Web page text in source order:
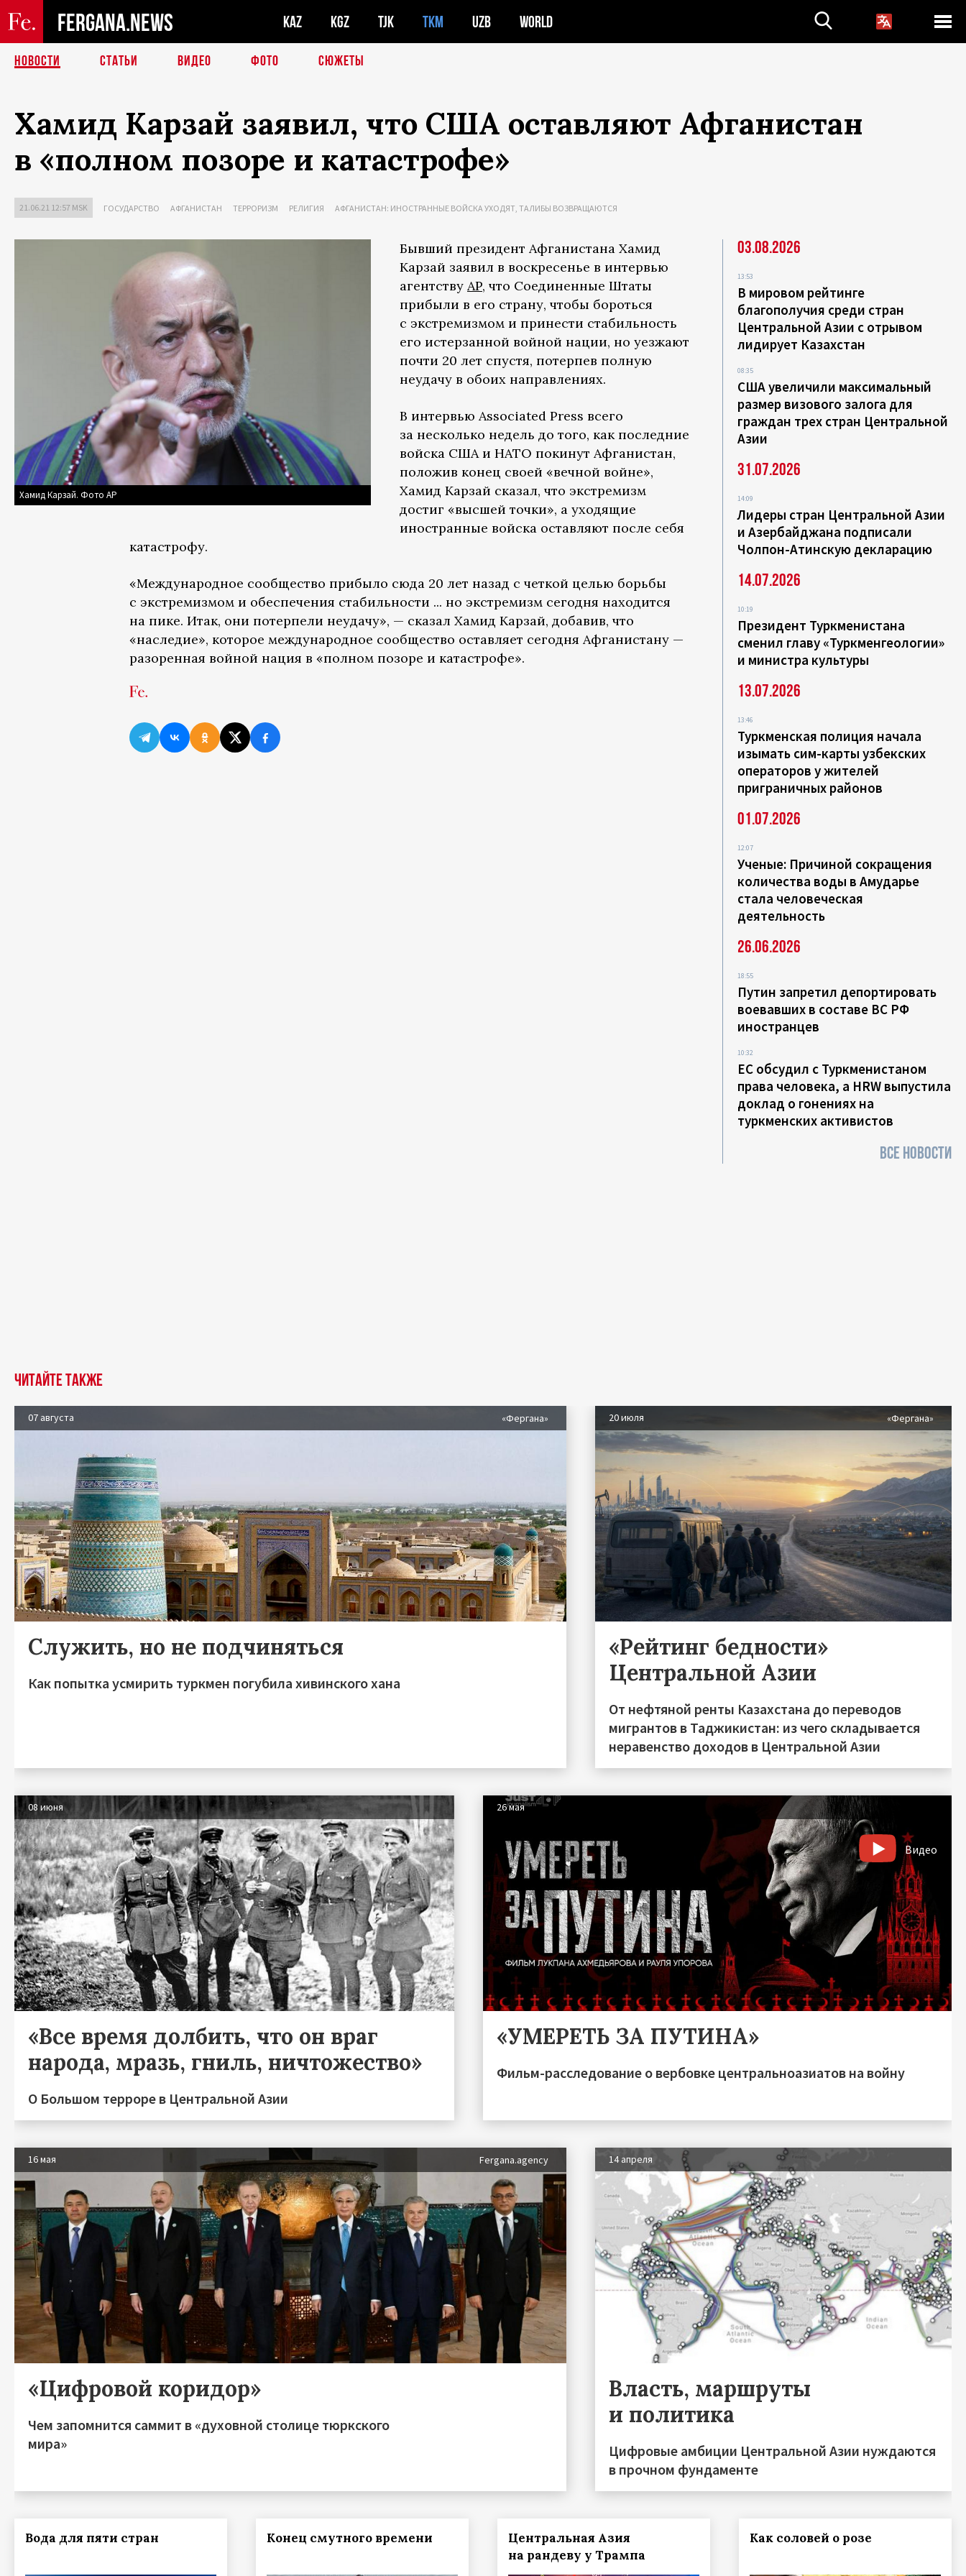
FERGANA.NEWS KAZ KGZ TJK TKM UZB WORLD
НОВОСТИ СТАТЬИ ВИДЕО ФОТО СЮЖЕТЫ
Хамид Карзай заявил, что США оставляют Афганистан
в «полном позоре и катастрофе»
21.06.21 12:57 MSK ГОСУДАРСТВО АФГАНИСТАН ТЕРРОРИЗМ РЕЛИГИЯ АФГАНИСТАН: ИНОСТРАННЫЕ ВОЙСКА УХОДЯТ, ТАЛИБЫ ВОЗВРАЩАЮТСЯ
Хамид Карзай. Фото AP
Бывший президент Афганистана Хамид
Карзай заявил в воскресенье в интервью
агентству AP, что Соединенные Штаты
прибыли в его страну, чтобы бороться
с экстремизмом и принести стабильность
его истерзанной войной нации, но уезжают
почти 20 лет спустя, потерпев полную
неудачу в обоих направлениях.
В интервью Associated Press всего
за несколько недель до того, как последние
войска США и НАТО покинут Афганистан,
положив конец своей «вечной войне»,
Хамид Карзай сказал, что экстремизм
достиг «высшей точки», а уходящие
иностранные войска оставляют после себя
катастрофу.
«Международное сообщество прибыло сюда 20 лет назад с четкой целью борьбы
с экстремизмом и обеспечения стабильности ... но экстремизм сегодня находится
на пике. Итак, они потерпели неудачу», — сказал Хамид Карзай, добавив, что
«наследие», которое международное сообщество оставляет сегодня Афганистану —
разоренная войной нация в «полном позоре и катастрофе».
03.08.2026
13:53
В мировом рейтинге
благополучия среди стран
Центральной Азии с отрывом
лидирует Казахстан
08:35
США увеличили максимальный
размер визового залога для
граждан трех стран Центральной
Азии
31.07.2026
14:09
Лидеры стран Центральной Азии
и Азербайджана подписали
Чолпон-Атинскую декларацию
14.07.2026
10:19
Президент Туркменистана
сменил главу «Туркменгеологии»
и министра культуры
13.07.2026
13:46
Туркменская полиция начала
изымать сим-карты узбекских
операторов у жителей
приграничных районов
01.07.2026
12:07
Ученые: Причиной сокращения
количества воды в Амударье
стала человеческая
деятельность
26.06.2026
18:55
Путин запретил депортировать
воевавших в составе ВС РФ
иностранцев
10:32
ЕС обсудил с Туркменистаном
права человека, а HRW выпустила
доклад о гонениях на
туркменских активистов
ВСЕ НОВОСТИ
Читайте также
07 августа «Фергана»
Служить, но не подчиняться
Как попытка усмирить туркмен погубила хивинского хана
20 июля «Фергана»
«Рейтинг бедности»
Центральной Азии
От нефтяной ренты Казахстана до переводов
мигрантов в Таджикистан: из чего складывается
неравенство доходов в Центральной Азии
08 июня
«Все время долбить, что он враг
народа, мразь, гниль, ничтожество»
О Большом терроре в Центральной Азии
26 мая
Видео
«УМЕРЕТЬ ЗА ПУТИНА»
Фильм-расследование о вербовке центральноазиатов на войну
16 мая Fergana.agency
«Цифровой коридор»
Чем запомнится саммит в «духовной столице тюркского
мира»
14 апреля
Власть, маршруты
и политика
Цифровые амбиции Центральной Азии нуждаются
в прочном фундаменте
Вода для пяти стран Конец смутного времени
Центральная Азия
на рандеву у Трампа
Как соловей о розе